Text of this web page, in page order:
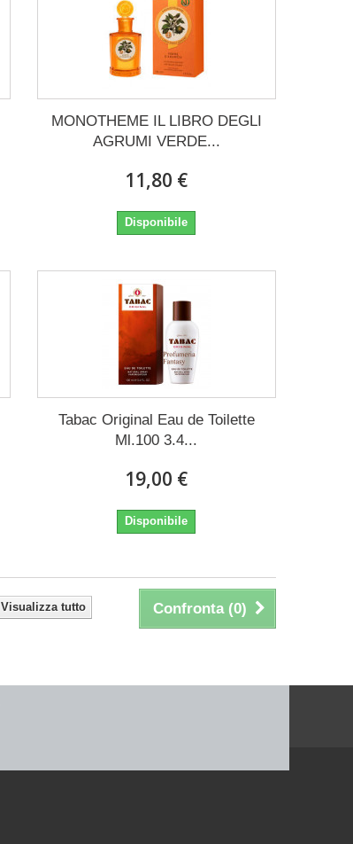
MONOTHEME IL LIBRO DEGLI
AGRUMI VERDE...
11,80 €
Disponibile
Tabac Original Eau de Toilette
Ml.100 3.4...
19,00 €
Disponibile
Confronta (0)
Visualizza tutto